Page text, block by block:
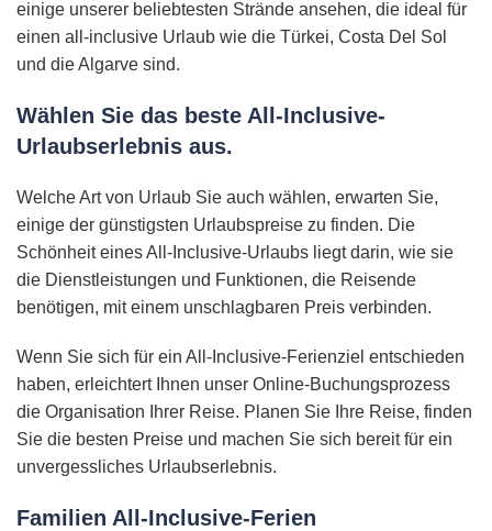
einige unserer beliebtesten Strände ansehen, die ideal für
einen all-inclusive Urlaub wie die Türkei, Costa Del Sol
und die Algarve sind.
Wählen Sie das beste All-Inclusive-
Urlaubserlebnis aus.
Welche Art von Urlaub Sie auch wählen, erwarten Sie,
einige der günstigsten Urlaubspreise zu finden. Die
Schönheit eines All-Inclusive-Urlaubs liegt darin, wie sie
die Dienstleistungen und Funktionen, die Reisende
benötigen, mit einem unschlagbaren Preis verbinden.
Wenn Sie sich für ein All-Inclusive-Ferienziel entschieden
haben, erleichtert Ihnen unser Online-Buchungsprozess
die Organisation Ihrer Reise. Planen Sie Ihre Reise, finden
Sie die besten Preise und machen Sie sich bereit für ein
unvergessliches Urlaubserlebnis.
Familien All-Inclusive-Ferien